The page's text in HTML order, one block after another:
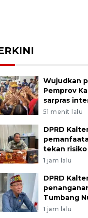
Wujudkan
Pemprov
sarpras
51 menit lalu
DPRD
tekan
1 jam lalu
DPRD
Tumbang
1 jam lalu